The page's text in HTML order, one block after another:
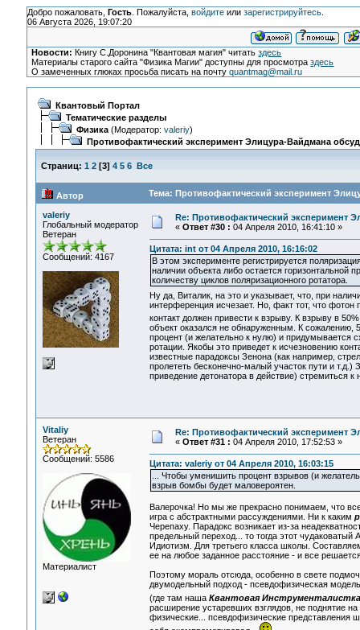
Добро пожаловать, Гость. Пожалуйста, войдитеили зарегистрируйтесь.
06 Августа 2026, 19:07:20
Новости: Книгу С.Доронина "Квантовая магия" читатьздесь
Материалы старого сайта "Физика Магии" доступны для просмотраздесь
О замеченных глюках просьба писать на почтуquantmag@mail.ru
Квантовый Портал
Тематические разделы
Физика(Модератор: valeriy)
Противофактический эксперимент Элицура-Вайдмана
Страниц: 1 2[3] 4 5 6 Все
Автор Тема: Противофактический эксперимент
valeriy
Глобальный модератор
Ветеран
Сообщений: 4167
Re: Противофактический эксперимент
« Ответ #30 : 04 Апреля 2010, 16:41:10 »
Цитата: int от 04 Апреля 2010, 16:16:02
В этом эксперименте регистрируется
наличии объекта либо остается горизонтальной
количеству циклов поляризационного ротатора.
Ну да, Виталик, на это и указывает, что, при
интерференция исчезает. Но, факт тот, что
контакт должен привести к взрыву. К взрыву в
объект оказался не обнаруженным. К сожалению,
процент (и желательно к нулю) и придумывается
ротации. Якобы это приведет к исчезновению
известные парадоксы Зенона (как например,
пролететь бесконечно-малый участок пути и
приведение детонатора в действие) стремиться
Vitaliy
Ветеран
Сообщений: 5586
Материалист
Re: Противофактический эксперимент
« Ответ #31 : 04 Апреля 2010, 17:52:53 »
Цитата: valeriy от 04 Апреля 2010, 16:03:15
... Чтобы уменишить процент взрывов (и
взрыв бомбы будет маловероятен.
Валерочка! Но мы же прекрасно понимаем, что
игра с абстрактными рассуждениями. Ни к каким
Черепаху. Парадокс возникает из-за
предельный переход... то тогда этот чудаковатый
Идиотизм. Для третьего класса школы.
ее на любое заданное расстояние - и все
Поэтому мораль отсюда, особенно в свете
двумодельный подход - псевдофизическая
(где там наша Квантовая Инструменталистка
расширение устаревших взглядов, не поднятие
физические... псевдофизические представления